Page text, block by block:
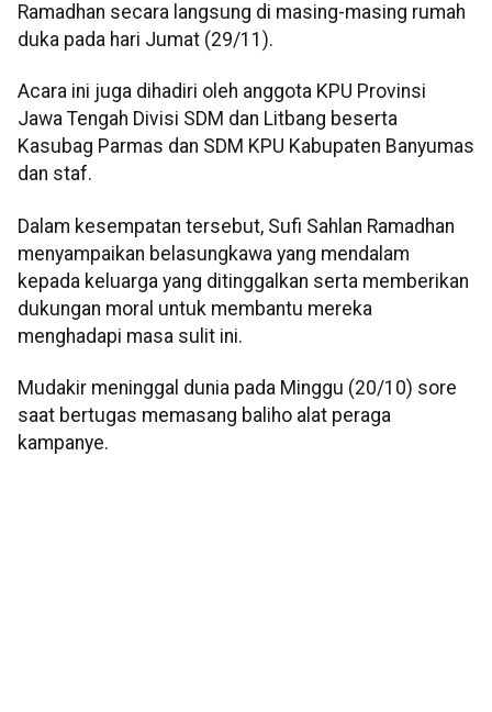
Ramadhan secara langsung di masing-masing rumah
duka pada hari Jumat (29/11).
Acara ini juga dihadiri oleh anggota KPU Provinsi
Jawa Tengah Divisi SDM dan Litbang beserta
Kasubag Parmas dan SDM KPU Kabupaten Banyumas
dan staf.
Dalam kesempatan tersebut, Sufi Sahlan Ramadhan
menyampaikan belasungkawa yang mendalam
kepada keluarga yang ditinggalkan serta memberikan
dukungan moral untuk membantu mereka
menghadapi masa sulit ini.
Mudakir meninggal dunia pada Minggu (20/10) sore
saat bertugas memasang baliho alat peraga
kampanye.